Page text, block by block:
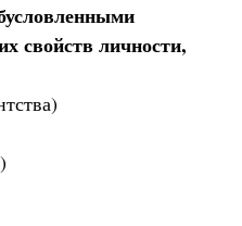
свойств личности,